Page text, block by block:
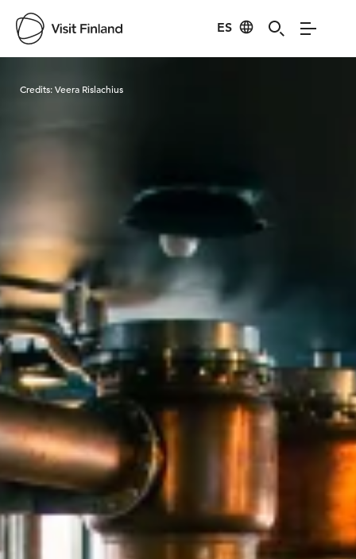
ES
Credits:Veera Rislachius